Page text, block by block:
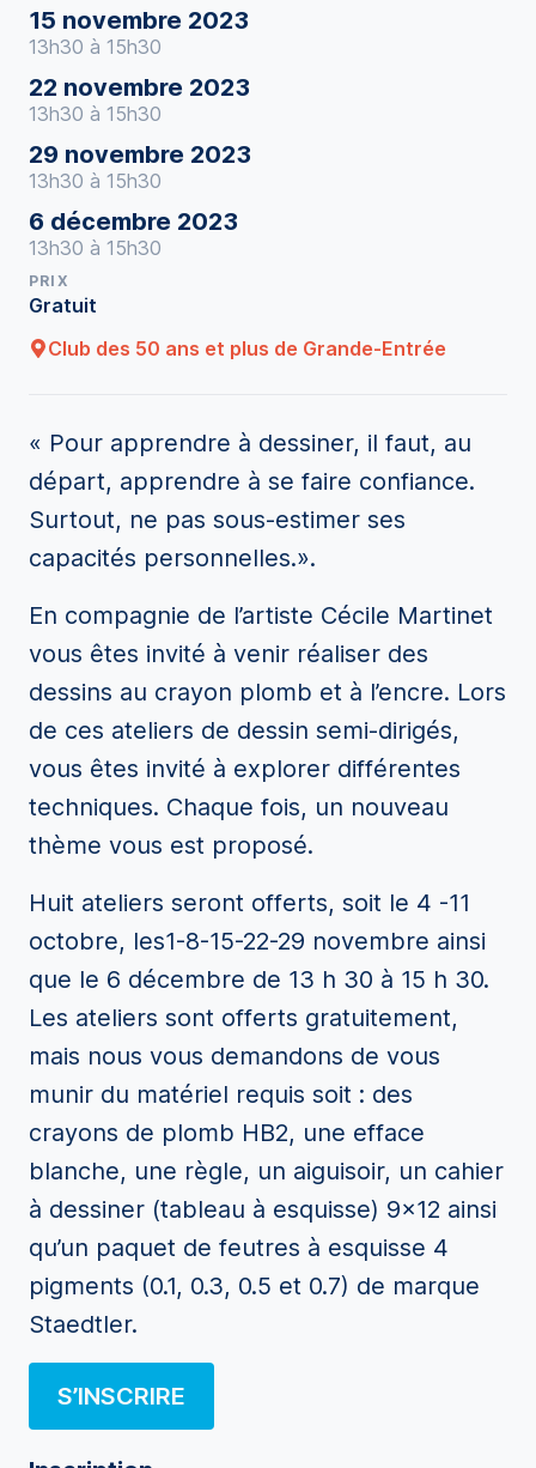
15 novembre 2023
13h30 à 15h30
22 novembre 2023
13h30 à 15h30
29 novembre 2023
13h30 à 15h30
6 décembre 2023
13h30 à 15h30
PRIX
Gratuit
Club des 50 ans et plus de Grande-Entrée
« Pour apprendre à dessiner, il faut, au
départ, apprendre à se faire confiance.
Surtout, ne pas sous-estimer ses
capacités personnelles.».
En compagnie de l’artiste Cécile Martinet
vous êtes invité à venir réaliser des
dessins au crayon plomb et à l’encre. Lors
de ces ateliers de dessin semi-dirigés,
vous êtes invité à explorer différentes
techniques. Chaque fois, un nouveau
thème vous est proposé.
Huit ateliers seront offerts, soit le 4 -11
octobre, les1-8-15-22-29 novembre ainsi
que le 6 décembre de 13 h 30 à 15 h 30.
Les ateliers sont offerts gratuitement,
mais nous vous demandons de vous
munir du matériel requis soit : des
crayons de plomb HB2, une efface
blanche, une règle, un aiguisoir, un cahier
à dessiner (tableau à esquisse) 9×12 ainsi
qu’un paquet de feutres à esquisse 4
pigments (0.1, 0.3, 0.5 et 0.7) de marque
Staedtler.
S’INSCRIRE